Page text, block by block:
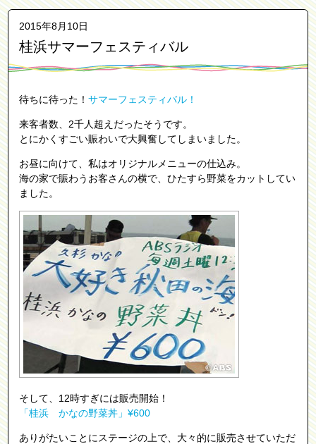
2015年8月10日
桂浜サマーフェスティバル
待ちに待った！サマーフェスティバル！
来客者数、2千人超えだったそうです。
とにかくすごい賑わいで大興奮してしまいました。
お昼に向けて、私はオリジナルメニューの仕込み。
海の家で賑わうお客さんの横で、ひたすら野菜をカットしてい
ました。
そして、12時すぎには販売開始！
「桂浜 かなの野菜丼」¥600
ありがたいことにステージの上で、大々的に販売させていただ